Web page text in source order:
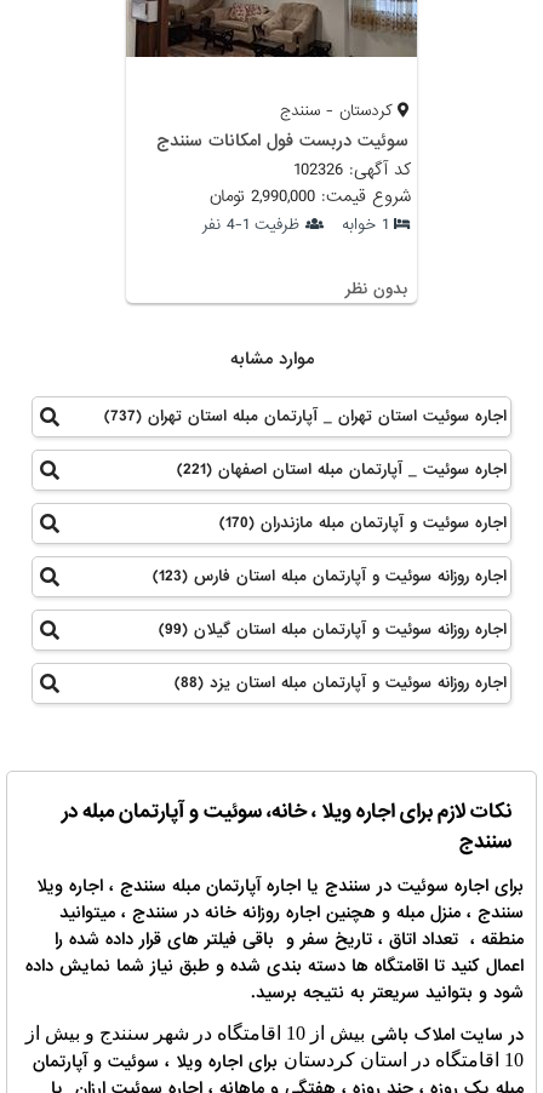
کردستان - سنندج
سوئیت دربست فول امکانات سنندج
کد آگهی: 102326
شروع قیمت: 2,990,000 تومان
1 خوابه ظرفیت 1-4 نفر
بدون نظر
موارد مشابه
اجاره سوئیت استان تهران _ آپارتمان مبله استان تهران (737)
اجاره سوئیت _ آپارتمان مبله استان اصفهان (221)
اجاره سوئیت و آپارتمان مبله مازندران (170)
اجاره روزانه سوئیت و آپارتمان مبله استان فارس (123)
اجاره روزانه سوئیت و آپارتمان مبله استان گیلان (99)
اجاره روزانه سوئیت و آپارتمان مبله استان یزد (88)
نکات لازم برای اجاره ویلا ، خانه، سوئیت و آپارتمان مبله در
سنندج
برای اجاره سوئیت در سنندج یا اجاره آپارتمان مبله سنندج ، اجاره ویلا
سنندج ، منزل مبله و هچنین اجاره روزانه خانه در سنندج ، میتوانید
منطقه ، تعداد اتاق ، تاریخ سفر و باقی فیلتر های قرار داده شده را
اعمال کنید تا اقامتگاه ها دسته بندی شده و طبق نیاز شما نمایش داده
شود و بتوانید سریعتر به نتیجه برسید.
در سایت املاک باشی
بیش از 10 اقامتگاه در شهر سنندج و بیش از
10 اقامتگاه در استان کردستان
برای اجاره ویلا ، سوئیت و آپارتمان